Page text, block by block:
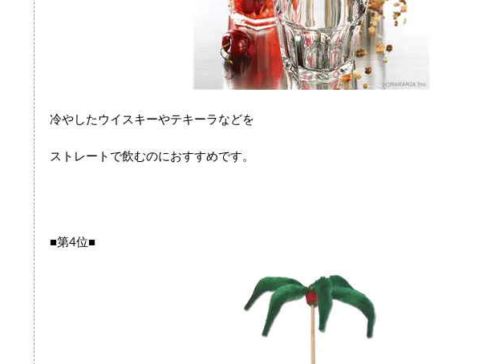
冷やしたウイスキーやテキーラなどを
ストレートで飲むのにおすすめです。
■第4位■